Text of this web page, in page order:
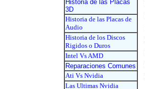
Historia de las Placas
3D
Historia de las Placas de
Audio
Historia de los Discos
Rigidos o Duros
Intel Vs AMD
Reparaciones Comunes
Ati Vs Nvidia
Las Ultimas Nvidia